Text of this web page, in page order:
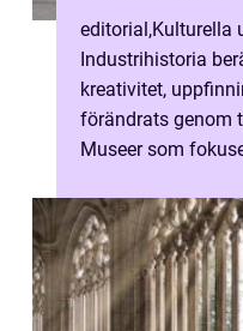
editorial,Kulturella
Industrihistoria
kreativitet,
förändrats genom
Museer som